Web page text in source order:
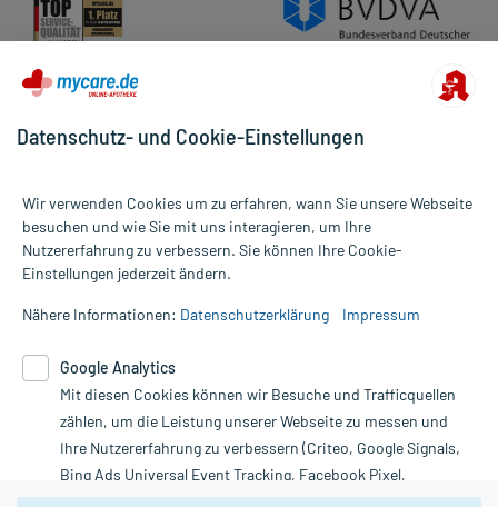
Alle Preise gelten inkl. MwSt., ggf. zzgl. Versandkosten
Informationen auf dieser Website werden ausschließlich für
die Untersuchung und Behandlung durch einen Arzt. Bitte
Therapien eingeleitet werden können. | Diese Webseite benutzt
Google Analytics. Lesen Sie bitte dazu die wichtigen Hinweise in
unserer Datenschutzerklärung. Für den Widerruf einer Bestellung
nutzen Sie das Formular:
Vertrag widerrufen
Datenschutz- und Cookie-Einstellungen
Wir verwenden Cookies um zu erfahren, wann Sie unsere Webseite
besuchen und wie Sie mit uns interagieren, um Ihre
Nutzererfahrung zu verbessern. Sie können Ihre Cookie-
Einstellungen jederzeit ändern.
Nähere Informationen: Datenschutzerklärung Impressum
Google Analytics
Mit diesen Cookies können wir Besuche und Trafficquellen
zählen, um die Leistung unserer Webseite zu messen und
Ihre Nutzererfahrung zu verbessern (Criteo, Google Signals,
Bing Ads Universal Event Tracking, Facebook Pixel,
Youtube-Social Plugin).